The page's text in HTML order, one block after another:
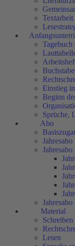
Textarbeit
Einstieg
Beginn
Sprüche,
Abo
Jahresabo
Material
Schreiben
Lesen